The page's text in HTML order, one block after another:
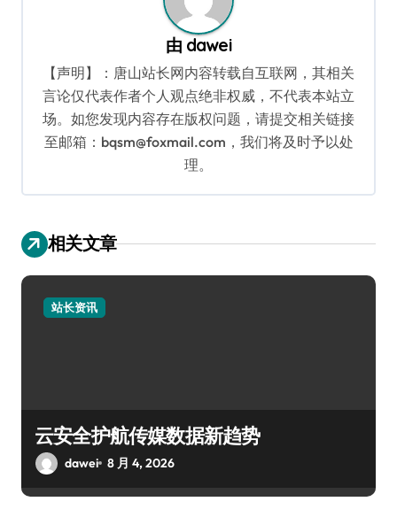
由 dawei
【声明】：唐山站长网内容转载自互联网，其相关
言论仅代表作者个人观点绝非权威，不代表本站立
场。如您发现内容存在版权问题，请提交相关链接
至邮箱：bqsm@foxmail.com，我们将及时予以处
理。
相关文章
站长资讯
云安全护航传媒数据新趋势
dawei 8 月 4, 2026